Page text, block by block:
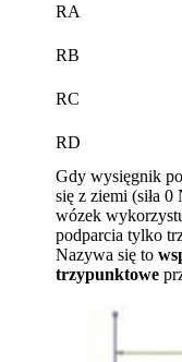
RA
RB
RC
RD
Gdy wysięgnik
się z ziemi (siła 0
wózek
podparcia tylko
Nazywa się to
trzypunktowe